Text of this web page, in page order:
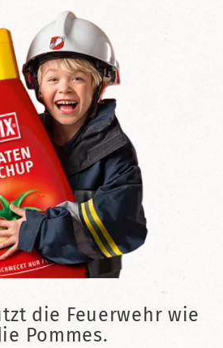
die Feuerwehr wie
Pommes.